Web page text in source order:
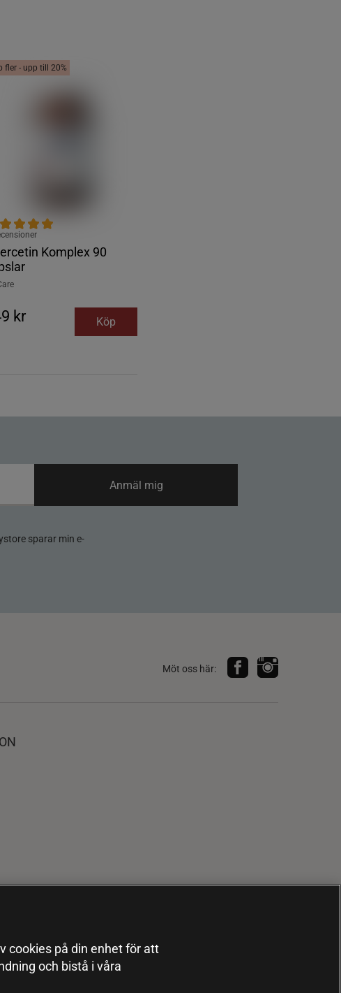
fler - upp till 20%
Komplex 90
kr Köp
sparar min e-
Anmäl mig
Möt oss här:
cookies på din enhet för att
och bistå i våra